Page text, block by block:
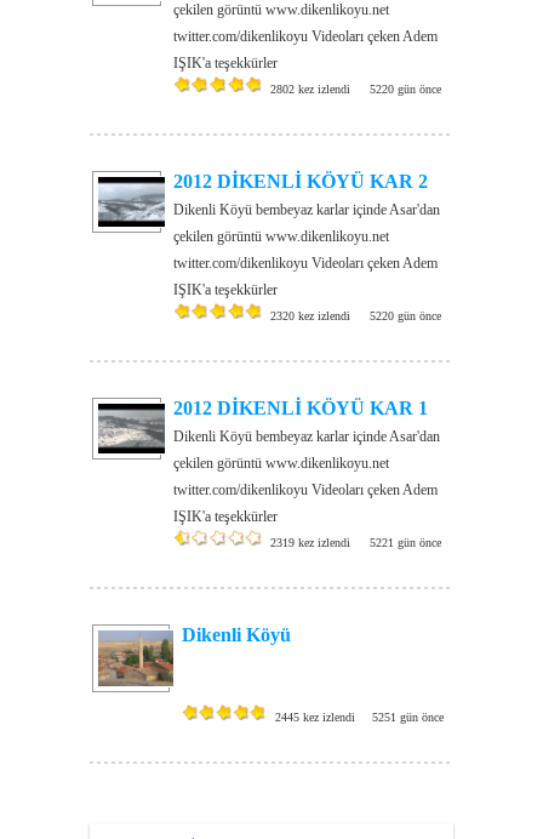
çekilen görüntü www.dikenlikoyu.net
twitter.com/dikenlikoyu Videoları çeken Adem
IŞIK'a teşekkürler
2802 kez izlendi 5220 gün önce
2012 DİKENLİ KÖYÜ KAR 2
Dikenli Köyü bembeyaz karlar içinde Asar'dan
çekilen görüntü www.dikenlikoyu.net
twitter.com/dikenlikoyu Videoları çeken Adem
IŞIK'a teşekkürler
2320 kez izlendi 5220 gün önce
2012 DİKENLİ KÖYÜ KAR 1
Dikenli Köyü bembeyaz karlar içinde Asar'dan
çekilen görüntü www.dikenlikoyu.net
twitter.com/dikenlikoyu Videoları çeken Adem
IŞIK'a teşekkürler
2319 kez izlendi 5221 gün önce
Dikenli Köyü
2445 kez izlendi 5251 gün önce